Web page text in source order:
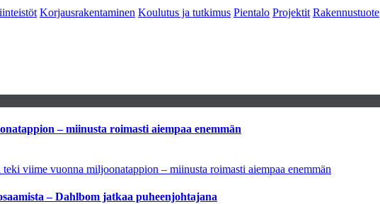
Korjausrakentaminen Koulutus ja tutkimus Pientalo Projektit Rakennustuote
– miinusta roimasti aiempaa enemmän
viime vuonna miljoonatappion – miinusta roimasti aiempaa enemmän
– Dahlbom jatkaa puheenjohtajana